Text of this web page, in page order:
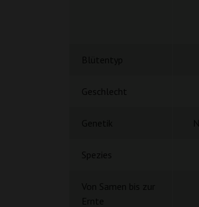
Geschlecht
Spezies